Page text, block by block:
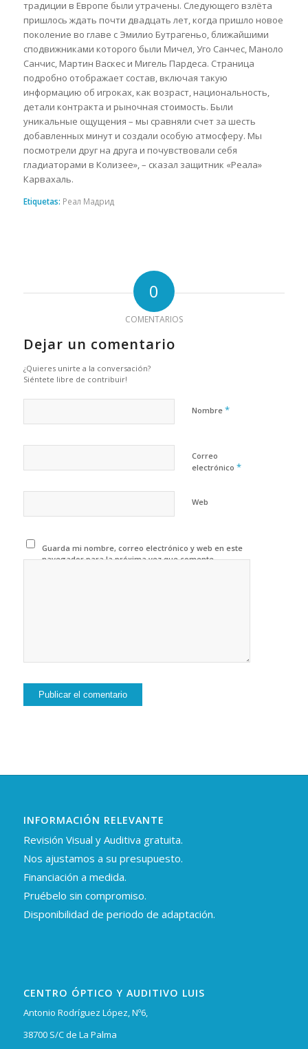
традиции в Европе были утрачены. Следующего взлёта
пришлось ждать почти двадцать лет, когда пришло новое
поколение во главе с Эмилио Бутрагеньо, ближайшими
сподвижниками которого были Мичел, Уго Санчес, Маноло
Санчис, Мартин Васкес и Мигель Пардеса. Страница
подробно отображает состав, включая такую
информацию об игроках, как возраст, национальность,
детали контракта и рыночная стоимость. Были
уникальные ощущения – мы сравняли счет за шесть
добавленных минут и создали особую атмосферу. Мы
посмотрели друг на друга и почувствовали себя
гладиаторами в Колизее», – сказал защитник «Реала»
Карвахаль.
Etiquetas: Реал Мадрид
0
COMENTARIOS
Dejar un comentario
¿Quieres unirte a la conversación?
Siéntete libre de contribuir!
Nombre *
Correo
electrónico *
Web
Guarda mi nombre, correo electrónico y web en este
navegador para la próxima vez que comente.
INFORMACIÓN RELEVANTE
Revisión Visual y Auditiva gratuita.
Nos ajustamos a su presupuesto.
Financiación a medida.
Pruébelo sin compromiso.
Disponibilidad de periodo de adaptación.
CENTRO ÓPTICO Y AUDITIVO LUIS
Antonio Rodríguez López, Nº6,
38700 S/C de La Palma